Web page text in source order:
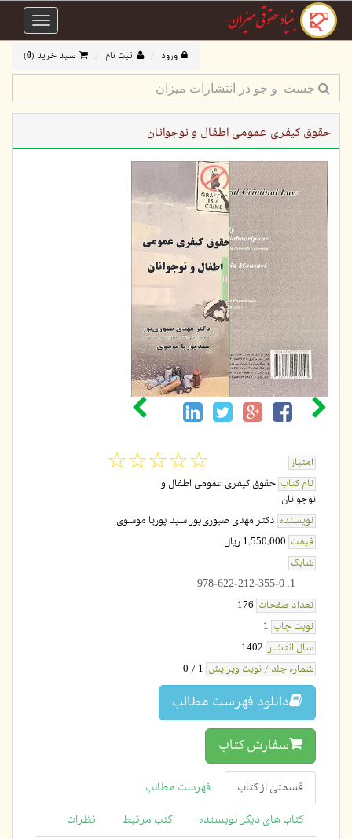
Toggle
ورود ثبت نام سبد خرید (0
)
حقوق کیفری عمومی اطفال و نوجوانان
امتیاز ☆☆☆☆☆
★★★★★
نام کتاب حقوق کیفری عمومی اطفال و
نوجوانان
نویسنده دکتر مهدی صبوری‌پور سید پوریا موسوی
قیمت 1,550,000 ریال
شابک
978-622-212-355-0
تعداد صفحات 176
نوبت چاپ 1
سال انتشار
1402
شماره جلد / نوبت ویرایش 1 / 0
دانلود فهرست مطالب
سفارش کتاب
قسمتی از کتاب فهرست مطالب
کتاب های دیگر نویسنده کتب مرتبط نظرات